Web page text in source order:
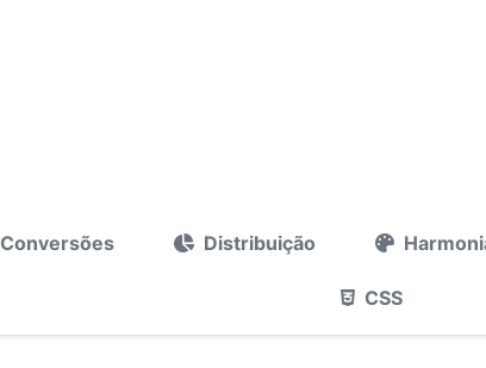
Conversões Distribuição
CSS